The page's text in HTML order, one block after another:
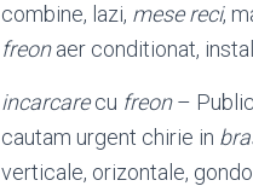
combine, lazi, mese reci,
freonaer conditionat,
incarcarecu freon–
cautam urgent chirie in
verticale, orizontale,